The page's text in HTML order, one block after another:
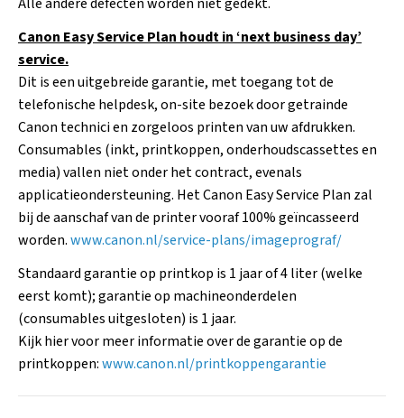
Canon Easy Service Plan houdt in ‘next business day’
service.
Dit is een uitgebreide garantie, met toegang tot de
telefonische helpdesk, on-site bezoek door getrainde
Canon technici en zorgeloos printen van uw afdrukken.
Consumables (inkt, printkoppen, onderhoudscassettes en
media) vallen niet onder het contract, evenals
applicatieondersteuning. Het Canon Easy Service Plan zal
bij de aanschaf van de printer vooraf 100% geïncasseerd
worden.www.canon.nl/service-plans/imageprograf/
Standaard garantie op printkop is 1 jaar of 4 liter (welke
eerst komt); garantie op machineonderdelen
(consumables uitgesloten) is 1 jaar.
Kijk hier voor meer informatie over de garantie op de
printkoppen:www.canon.nl/printkoppengarantie